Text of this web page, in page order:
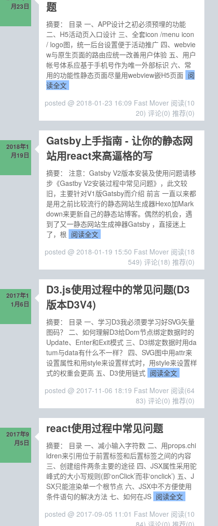
月23日
题
摘要： 目录 一、APP设计之初必须预埋的功能
二、H5活动页入口设计 三、全套icon /menu icon
/ logo图，统一后台设置便于活动推广 四、webvie
w与原生页面的路由应统一改善用户体验 五、用户
帐号体系应基于手机号作为唯一外部标识 六、常
用的功能性静态页面尽量用webview嵌H5页面 阅
读全文
posted @ 2018-01-23 16:09 Fast Mover 阅读(10
20) 评论(0) 推荐(0)
2018年1
月19日
Gatsby上手指南 - 让你的静态网
站用react来高逼格的写
摘要： 注意：Gatsby V2版本安装及使用问题请移
步《Gastby V2安装过程中常见问题》，此文较
旧，主要针对V1版Gatsby而介绍 前言 一直以来都
是用之前比较流行的静态网站生成器Hexo加Mark
down来更新自己的静态站博客。偶然的机会，遇
到了又一静态网站生成神器Gatsby ，直接迷上
了，根 阅读全文
posted @ 2018-01-19 15:50 Fast Mover 阅读(18
549) 评论(18) 推荐(0)
2017年1
1月6日
D3.js使用过程中的常见问题(D3
版本D3V4)
摘要： 目录 一、学习D3我必须要学习好SVG矢量
图码？ 二、如何理解D3给Dom节点绑定数据时的
Update、Enter和Exit模式 三、D3绑定数据时用da
tum与data有什么不一样？ 四、SVG图中用attr来
设置属性和用style来设置样式时，用style来设置样
式的权重会更高 五、D3使用链式 阅读全文
posted @ 2017-11-06 18:19 Fast Mover 阅读(64
83) 评论(0) 推荐(0)
2017年9
月5日
react使用过程中常见问题
摘要： 目录 一、减小输入字符数 二、用props.chi
ldren来引用位于前置标签和后置标签之间的内容
三、创建组件两条主要的途径 四、JSX属性采用驼
峰式的大小写规则(即‘onClick’而非‘onclick’) 五、J
SX只能渲染单一个根节点 六、JSX中不方便使用
条件语句的解决方法 七、如何在JS 阅读全文
posted @ 2017-09-05 11:01 Fast Mover 阅读(10
84) 评论(0) 推荐(0)